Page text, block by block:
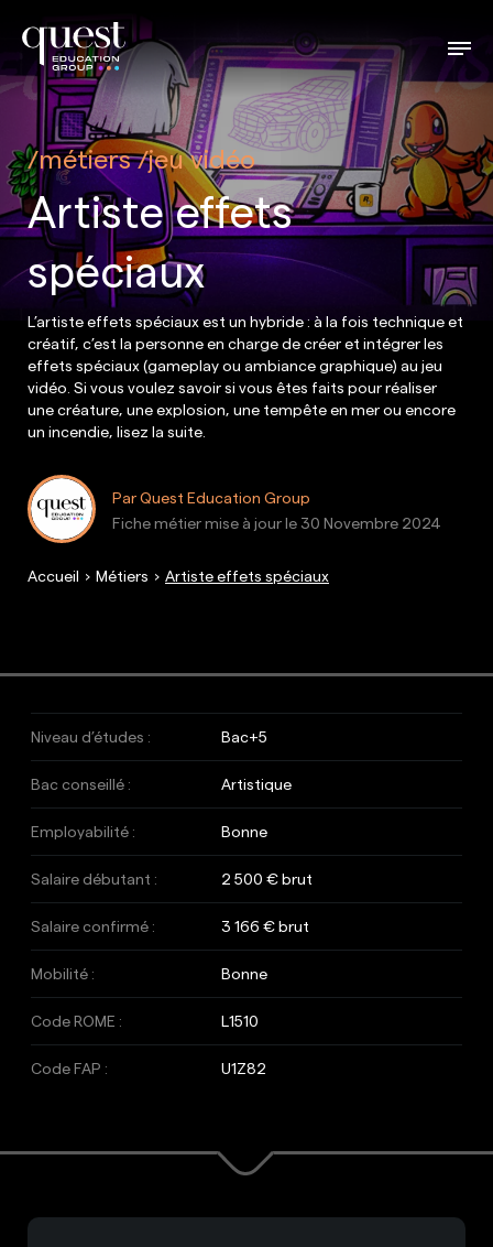
métiers jeu vidéo
Artiste effets
spéciaux
L’artiste effets spéciaux est un hybride : à la fois technique et
créatif, c’est la personne en charge de créer et intégrer les
effets spéciaux (gameplay ou ambiance graphique) au jeu
vidéo. Si vous voulez savoir si vous êtes faits pour réaliser
une créature, une explosion, une tempête en mer ou encore
un incendie, lisez la suite.
Par Quest Education Group
Fiche métier mise à jour le 30 Novembre 2024
Accueil Métiers Artiste effets spéciaux
Niveau d’études : Bac+5
Bac conseillé : Artistique
Employabilité : Bonne
Salaire débutant : 2 500 € brut
Salaire confirmé : 3 166 € brut
Mobilité : Bonne
Code ROME : L1510
Code FAP : U1Z82